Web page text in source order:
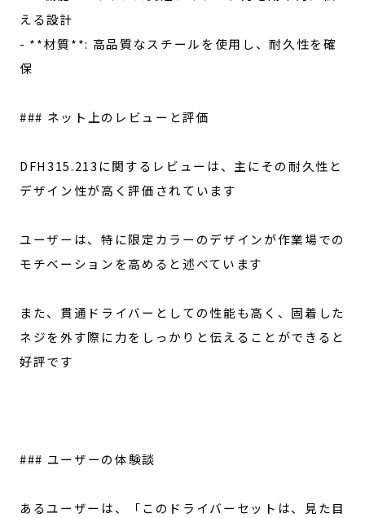
える設計
- **材質**: 高品質なスチールを使用し、耐久性を確
保
### ネット上のレビューと評価
DFH315.213に関するレビューは、主にその耐久性と
デザイン性が高く評価されています
ユーザーは、特に限定カラーのデザインが作業場での
モチベーションを高めると述べています
また、貫通ドライバーとしての性能も高く、固着した
ネジを外す際に力をしっかりと伝えることができると
好評です
### ユーザーの体験談
あるユーザーは、「このドライバーセットは、見た目